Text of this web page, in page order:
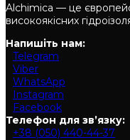
Alchimica — це
високоякісних
Напишіть нам:
Telegram
Viber
WhatsApp
Instagram
Facebook
Телефон для зв’язку:
+38 (050) 440-44-37